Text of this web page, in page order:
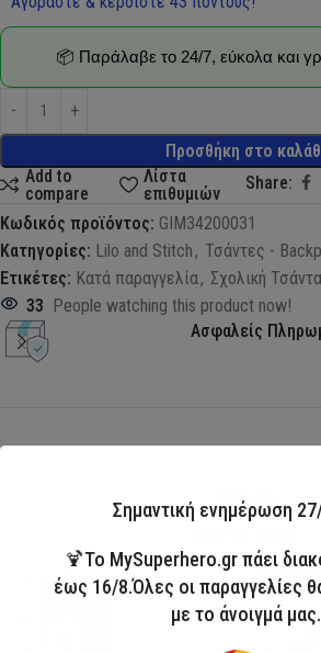
Προσθήκη στο
📦 Παράλαβε το 24/7, εύκολα και
Add to
compare
Λίστα
επιθυμιών
Share:
Κωδικός προϊόντος: GIM34200031
Κατηγορίες: Lilo and Stitch , Τσάντες -
Ετικέτες: Κατά παραγγελία, Σχολική
33 People watching this product now!
Ασφαλείς
ΣΥΛΛΟΓΗ
Άμεσα
HOT
Σημαντική ενημέρωση
🍹Το MySuperhero.gr πάει
έως 16/8.Όλες οι παραγγελίες
με το άνοιγμά μας.